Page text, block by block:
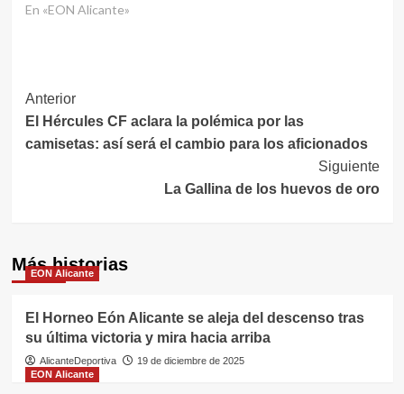
En «EON Alicante»
Navegación
de
Anterior
El Hércules CF aclara la polémica por las
camisetas: así será el cambio para los aficionados
Siguiente
La Gallina de los huevos de oro
Más historias
EON Alicante
El Horneo Eón Alicante se aleja del descenso tras
su última victoria y mira hacia arriba
AlicanteDeportiva
19 de diciembre de 2025
EON Alicante